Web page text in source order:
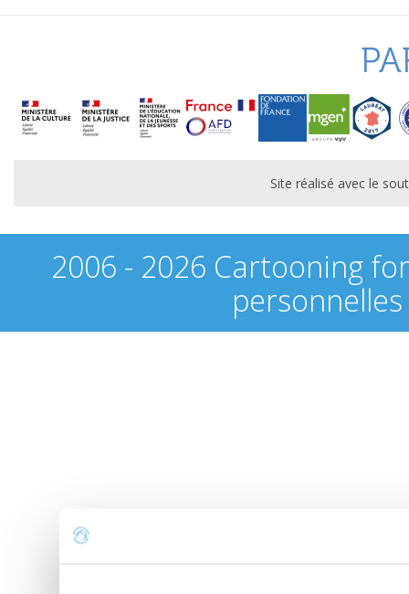
Site réalisé avec le
2006 - 2026 Cartooning
personnelles